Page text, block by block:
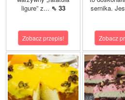
ligure” z... ⇖ 33
Zobacz przepis!
sernika.
Zobacz